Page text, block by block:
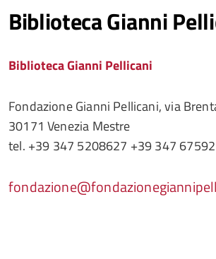
Biblioteca Gianni
Biblioteca Gianni Pellicani
Fondazione Gianni Pellicani, via
30171 Venezia Mestre
tel. +39 347 5208627 +39 347